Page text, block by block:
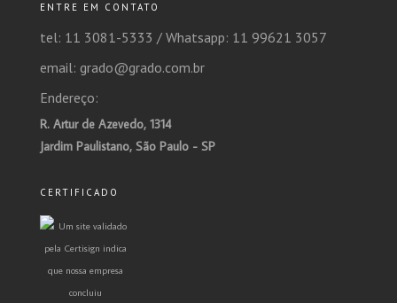
ENTRE EM CONTATO
tel: 11 3081-5333 / Whatsapp: 11 99621 3057
email: grado@grado.com.br
Endereço:
R. Artur de Azevedo, 1314
Jardim Paulistano, São Paulo - SP
CERTIFICADO